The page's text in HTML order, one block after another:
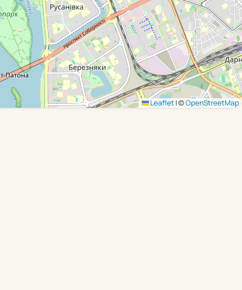
Leaflet|©OpenStreetMap